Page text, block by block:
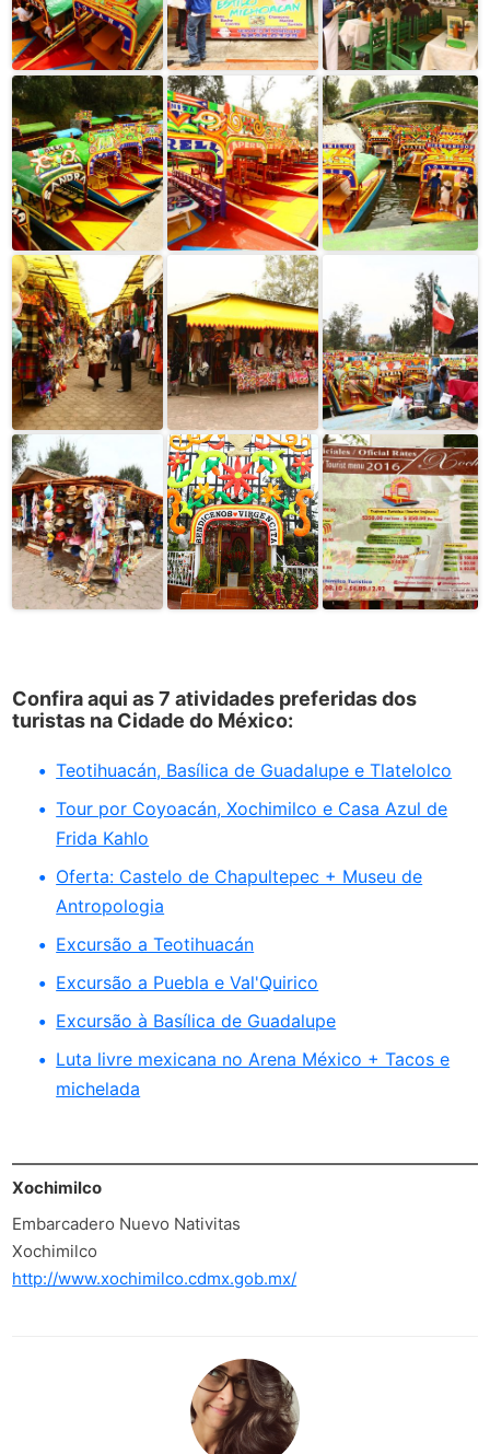
Confira aqui as 7 atividades preferidas dos
turistas na Cidade do México:
Teotihuacán, Basílica de Guadalupe e Tlatelolco
Tour por Coyoacán, Xochimilco e Casa Azul de
Frida Kahlo
Oferta: Castelo de Chapultepec + Museu de
Antropologia
Excursão a Teotihuacán
Excursão a Puebla e Val'Quirico
Excursão à Basílica de Guadalupe
Luta livre mexicana no Arena México + Tacos e
michelada
Xochimilco
Embarcadero Nuevo Nativitas
Xochimilco
http://www.xochimilco.cdmx.gob.mx/